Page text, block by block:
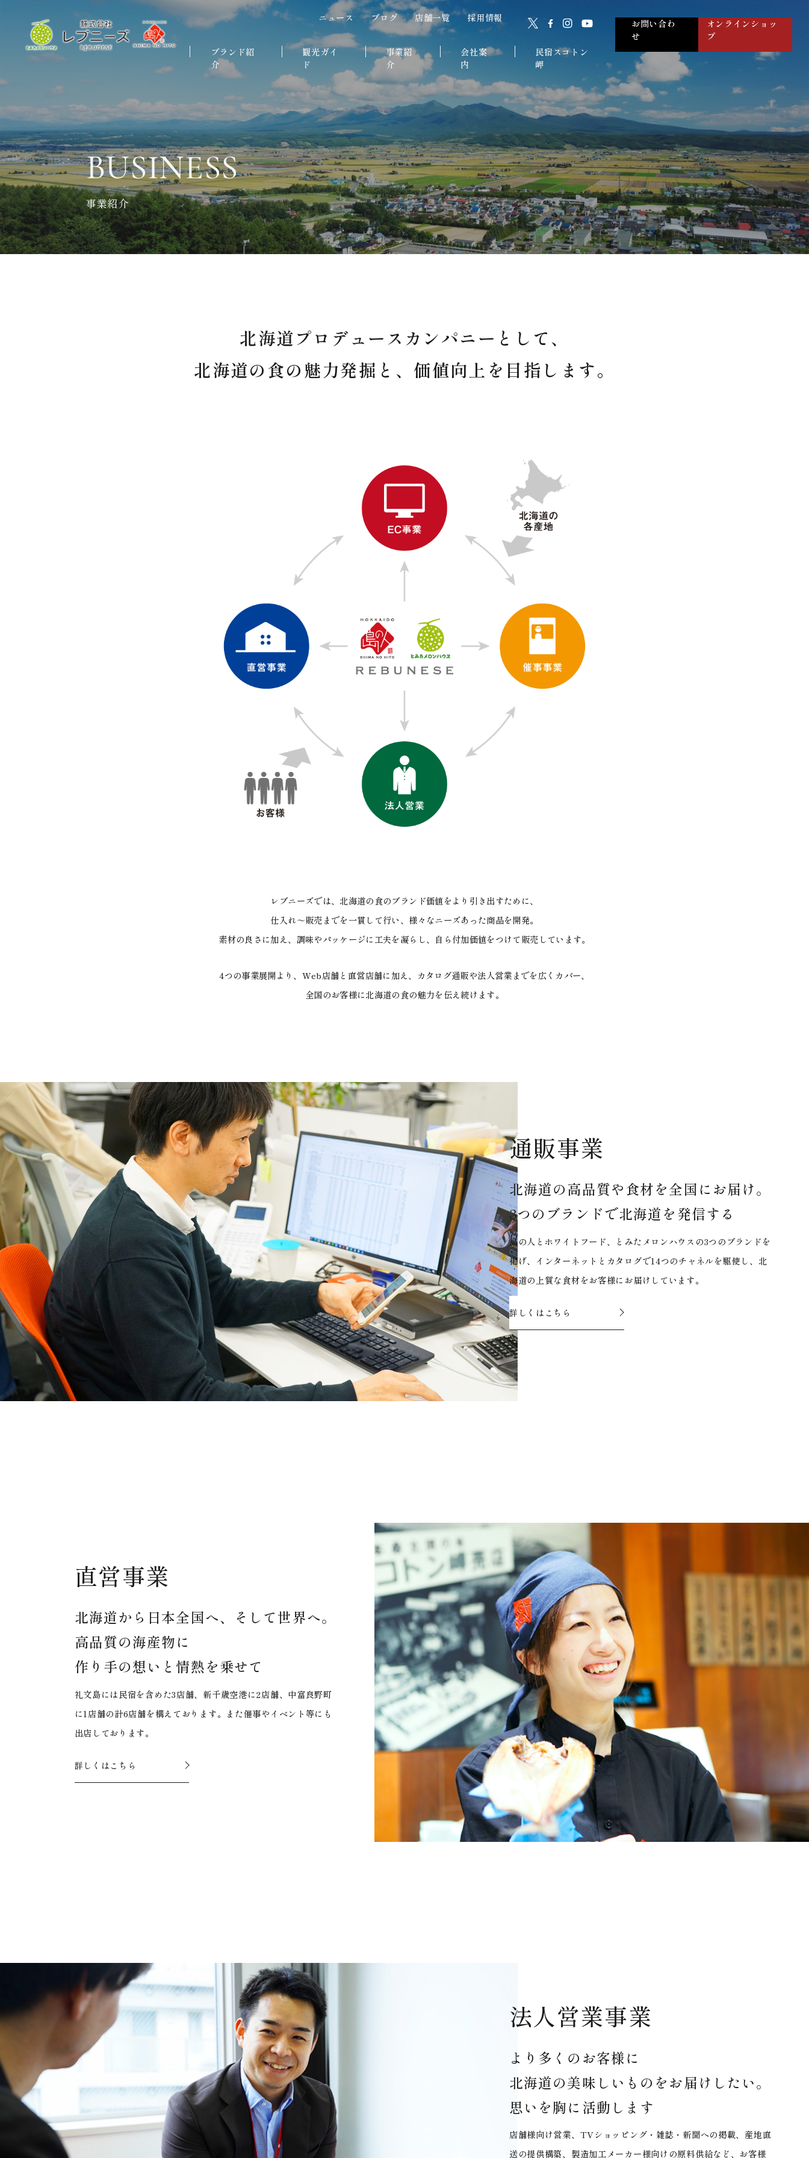
ニュース ブログ 店舗一覧 採用情報
ブランド紹
介
島の人
とみたメロンハウス
WHITEFOOD
観光ガイ
ド
礼文島
中富良野町
事業紹
介
法人営業事業
会社案
内
メッセージ
経営方針
会社概要
会社沿革
民宿スコトン
岬
民宿の特徴
客室について
お食事について
交通案内
よくある質問
お問い合わ
せ
オンラインショッ
プ
とみたメロンハウス
WHITEFOOD
BUSINESS
事業紹介
北海道プロデュースカンパニーとして、
北海道の食の魅力発掘と、 価値向上を目指します。
レブニーズでは、北海道の食のブランド価値をより引き出すために、
仕入れ～販売までを一貫して行い、様々なニーズあった商品を開発。
素材の良さに加え、調味やパッケージに工夫を凝らし、自ら付加価値をつけて販売しています。
4つの事業展開より、Web店舗と直営店舗に加え、カタログ通販や法人営業までを広くカバー、
全国のお客様に北海道の食の魅力を伝え続けます。
通販事業
北海道の高品質や食材を全国にお届け。
3つのブランドで北海道を発信する
島の人とホワイトフード、とみたメロンハウスの3つのブランドを
掲げ、インターネットとカタログで14つのチャネルを駆使し、北
海道の上質な食材をお客様にお届けしています。
詳しくはこちら
直営事業
北海道から日本全国へ、そして世界へ。
高品質の海産物に
作り手の想いと 情熱を乗せて
礼文島には民宿を含めた3店舗、新千歳空港に2店舗、中富良野町
に1店舗の計6店舗を構えております。また催事やイベント等にも
出店しております。
詳しくはこちら
法人営業事業
より多くのお客様に
北海道の美味しいものをお届けしたい。
思いを胸に活動します
店舗様向け営業、TVショッピング・雑誌・新聞への掲載、産地直
送の提供構築、製造加工メーカー様向けの原料供給など、お客様